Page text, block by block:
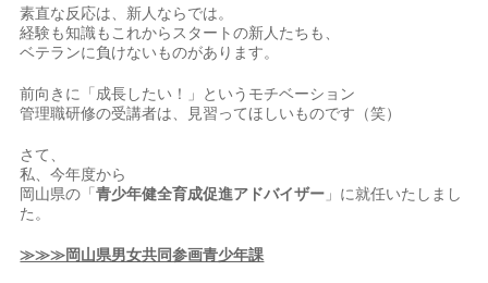
素直な反応は、新人ならでは。
経験も知識もこれからスタートの新人たちも、
ベテランに負けないものがあります。
前向きに「成長したい！」というモチベーション
管理職研修の受講者は、見習ってほしいものです（笑）
さて、
私、今年度から
岡山県の「青少年健全育成促進アドバイザー 」に就任いたしまし
た。
≫≫≫岡山県男女共同参画青少年課